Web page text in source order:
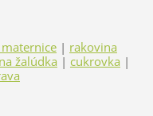
| rakovina
žalúdka | cukrovka |